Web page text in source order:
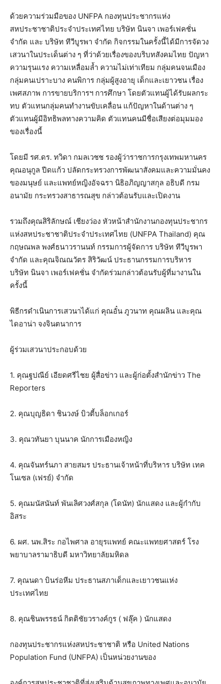
ด้วยความร่วมมือของ UNFPA กองทุนประชากรแห่ง
สหประชาชาติประจำประเทศไทย บริษัท นินจา เพอร์เฟคชั่น
จำกัด และ บริษัท ทีวีบูรพา จำกัด กิจกรรมในครั้งนี้ได้มีการจัดวง
เสวนาในประเด็นต่าง ๆ ที่ว่าด้วยเรื่องของบริบทสังคมไทย ปัญหา
ความรุนแรง ความเหลื่อมล้ำ ความไม่เท่าเทียม กลุ่มคนจนเมือง
กลุ่มคนเปราะบาง คนพิการ กลุ่มผู้สูงอายุ เด็กและเยาวชน เรื่อง
เพศสภาพ การขายบริการฯ การศึกษา โดยตัวแทนผู้ได้รับผลกระ
ทบ ตัวแทนกลุ่มคนทำงานขับเคลื่อน แก้ปัญหาในด้านต่าง ๆ
ตัวแทนผู้มีอิทธิพลทางความคิด ตัวแทนคนมีชื่อเสียงต่อมุมมอง
ของเรื่องนี้
โดยมี รศ.ดร. ทวิดา กมลเวชช รองผู้ว่าราชการกรุงเทพมหานคร
คุณอนุกูล ปีดแก้ว ปลัดกระทรวงการพัฒนาสังคมและความมั่นคง
ของมนุษย์ และแพทย์หญิงอัจฉรา นิธิอภิญญาสกุล อธิบดี กรม
อนามัย กระทรวงสาธารณสุข กล่าวต้อนรับและเปิดงาน
รวมถึงคุณสิริลักษณ์ เชียงว่อง หัวหน้าสำนักงานกองทุนประชากร
แห่งสหประชาชาติประจำประเทศไทย (UNFPA Thailand) คุณ
กฤษณพล พงศ์ธนาวรานนท์ กรรมการผู้จัดการ บริษัท ทีวีบูรพา
จำกัด และคุณจิณณวัตร สิริวัฒน์ ประธานกรรมการบริหาร
บริษัท นินจา เพอร์เฟคชั่น จำกัดร่วมกล่าวต้อนรับผู้ที่มางานใน
ครั้งนี้
พิธีกรดำเนินการเสวนาได้แก่ คุณอั๋น ภูวนาท คุณผลิน และคุณ
ไดอาน่า จงจินตนาการ
ผู้ร่วมเสวนาประกอบด้วย
1. คุณฐปณีย์ เอียดศรีไชย ผู้สื่อข่าว และผู้ก่อตั้งสำนักข่าว The
Reporters
2. คุณบุญธิดา ชินวงษ์ บิวตี้บล็อกเกอร์
3. คุณวทันยา บุนนาค นักการเมืองหญิง
4. คุณจันทร์นภา สายสมร ประธานเจ้าหน้าที่บริหาร บริษัท เทค
โนเซล (เฟรย์) จำกัด
5. คุณมนัสนันท์ พันเลิศวงศ์สกุล (โดนัท) นักแสดง และผู้กำกับ
อิสระ
6. ผศ. นพ.สิระ กอไพศาล อายุรแพทย์ คณะแพทยศาสตร์ โรง
พยาบาลรามาธิบดี มหาวิทยาลัยมหิดล
7. คุณนดา บินร่อหีม ประธานสภาเด็กและเยาวชนแห่ง
ประเทศไทย
8. คุณชินพรรธน์ กิตติชัยวรางค์กูร ( ฟลุ๊ค ) นักแสดง
กองทุนประชากรแห่งสหประชาชาติ หรือ United Nations
Population Fund (UNFPA) เป็นหน่วยงานของ